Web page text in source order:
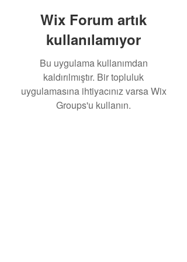
Wix Forum artık
kullanılamıyor
Bu uygulama kullanımdan
kaldırılmıştır. Bir topluluk
uygulamasına ihtiyacınız varsa Wix
Groups'u kullanın.